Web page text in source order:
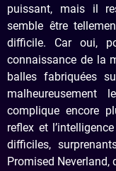
puissant, mais il
semble être
difficile. Car oui,
connaissance de la
balles fabriquées
complique encore
reflex et
difficiles,
Promised Neverland,